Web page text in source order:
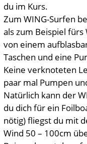
du im Kurs.
Zum WING-Surfen
als zum Beispiel
von einem
Taschen und eine
Keine verknoteten
paar mal Pumpen
Natürlich kann der
du dich für ein
nötig) fliegst du mit
Wind 50 – 100cm